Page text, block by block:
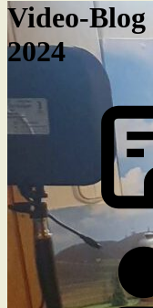
Video-
2024